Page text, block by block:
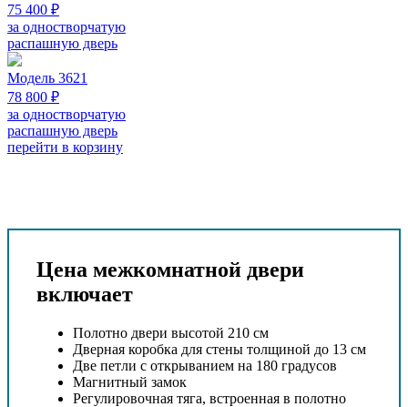
75 400 ₽
за одностворчатую
распашную дверь
Модель 3621
78 800 ₽
за одностворчатую
распашную дверь
перейти в корзину
Цена межкомнатной двери
включает
Полотно двери высотой 210 см
Дверная коробка для стены толщиной до 13 см
Две петли с открыванием на 180 градусов
Магнитный замок
Регулировочная тяга, встроенная в полотно